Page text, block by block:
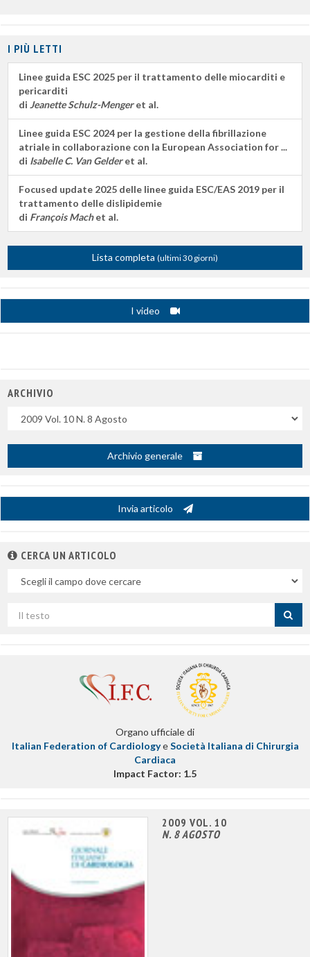
I PIÙ LETTI
Linee guida ESC 2025 per il trattamento delle miocarditi e
pericarditi
di Jeanette Schulz-Mengeret al.
Linee guida ESC 2024 per la gestione della fibrillazione
atriale in collaborazione con la European Association for ...
di Isabelle C. Van Gelderet al.
Focused update 2025 delle linee guida ESC/EAS 2019 per il
trattamento delle dislipidemie
di François Machet al.
Lista completa (ultimi 30 giorni)
I video
ARCHIVIO
Archivio generale
Invia articolo
CERCA UN ARTICOLO
campo
per
Organo ufficiale di
Italian Federation of CardiologyeSocietà Italiana di Chirurgia
Cardiaca
Impact Factor: 1.5
2009 VOL. 10
N. 8 AGOSTO